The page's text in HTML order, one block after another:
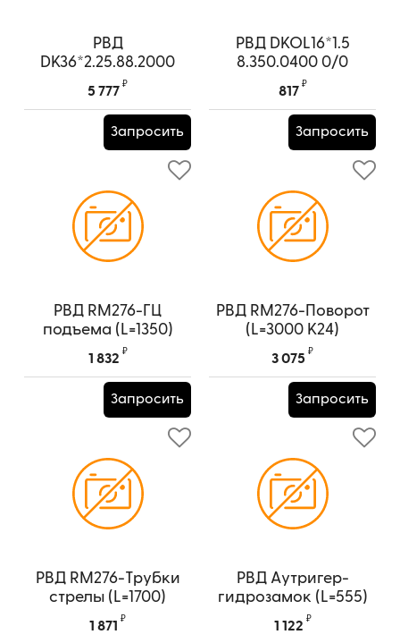
РВД
DK36*2.25.88.2000
0/90
5 777
₽
Запросить
РВД DKOL16*1.5
8.350.0400 0/0
817
₽
Запросить
РВД RM276-ГЦ
подъема (L=1350)
YPM_E72012
1 832
₽
Запросить
РВД RM276-Поворот
(L=3000 К24)
YPM_E72009
3 075
₽
Запросить
РВД RM276-Трубки
стрелы (L=1700)
YPM_E72010
1 871
₽
РВД Аутригер-
гидрозамок (L=555)
YPM_E72004
1 122
₽